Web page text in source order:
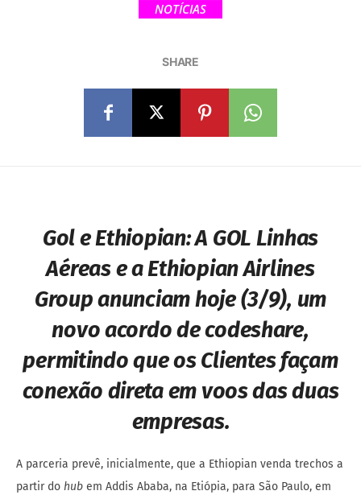
NOTÍCIAS
SHARE
Gol e Ethiopian: A GOL Linhas
Aéreas e a Ethiopian Airlines
Group anunciam hoje (3/9), um
novo acordo decodeshare,
permitindo que os Clientes façam
conexão direta em voos das duas
empresas.
A parceria prevê, inicialmente, que a Ethiopian venda trechos a
partir do hub em Addis Ababa, na Etiópia, para São Paulo, em